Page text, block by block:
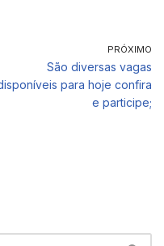
PRÓXIMO
São diversas vagas
para hoje confira
e participe;